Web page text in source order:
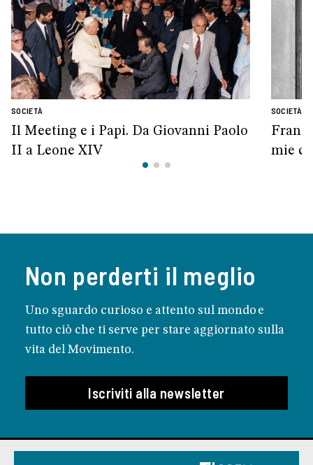
SOCIETÀ
Il Meeting e i Papi. Da Giovanni Paolo
II a Leone XIV
SOCIETÀ
mie
Non perderti il meglio
Uno sguardo curioso e attento sul mondo e
tutto ciò che ti serve per stare aggiornato sulla
vita del Movimento.
Iscriviti alla newsletter